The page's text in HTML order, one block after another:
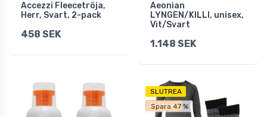
Accezzi Fleecetröja,
Herr, Svart, 2-pack
458 SEK
Aeonian
LYNGEN/KILLI, unisex,
Vit/Svart
1.148 SEK
SLUTREA
Fri frakt
Spara 47 %